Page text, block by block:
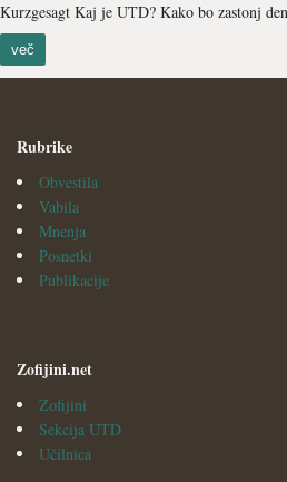
Kurzgesagt Kaj je UTD? Kako bo zastonj
več
Rubrike
Obvestila
Vabila
Mnenja
Posnetki
Publikacije
Zofijini.net
Zofijini
Sekcija UTD
Učilnica